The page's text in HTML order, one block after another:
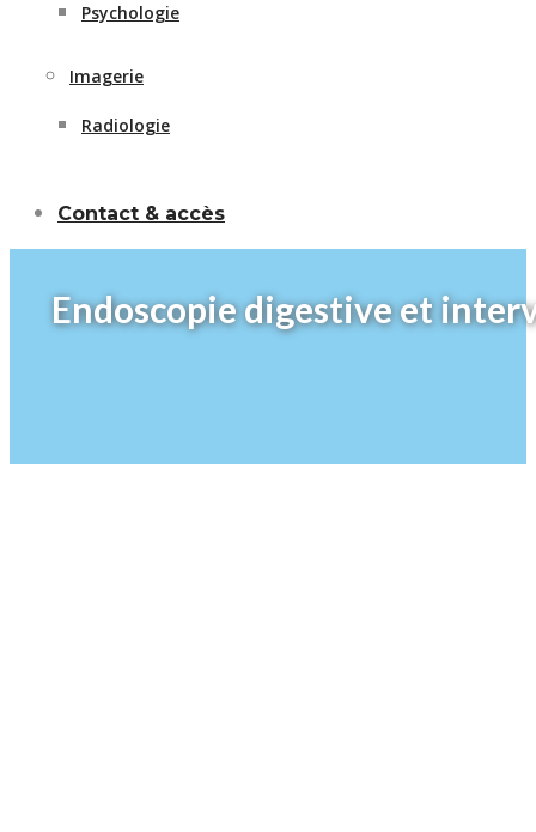
Psychologie
Imagerie
Radiologie
Contact & accès
Endoscopie digestive et